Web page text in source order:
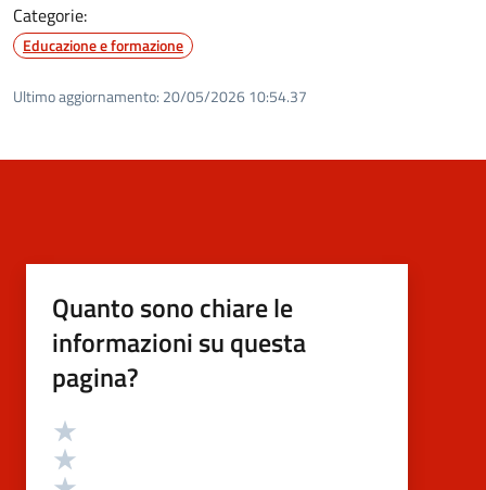
Categorie:
Educazione e formazione
Ultimo aggiornamento: 20/05/2026 10:54.37
Quanto sono chiare le
informazioni su questa
pagina?
Valutazione